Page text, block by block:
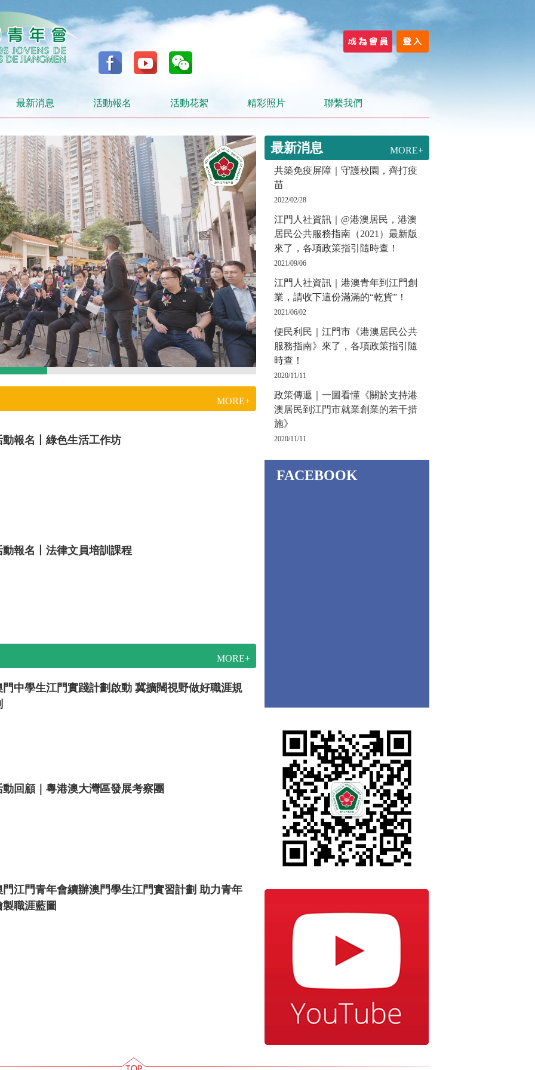
最新消息 活動報名 活動花絮 精彩照片 聯繫我們
MORE+
動報名丨綠色生活工作坊
動報名丨法律文員培訓課程
MORE+
門中學生江門實踐計劃啟動 冀擴闊視野做好職涯規
動回顧｜粵港澳大灣區發展考察團
門江門青年會續辦澳門學生江門實習計劃 助力青年
製職涯藍圖
最新消息 MORE+
共築免疫屏障｜守護校園，齊打疫
苗
2022/02/28
江門人社資訊｜@港澳居民，港澳
居民公共服務指南（2021）最新版
來了，各項政策指引隨時查！
2021/09/06
江門人社資訊｜港澳青年到江門創
業，請收下這份滿滿的“乾貨”！
2021/06/02
便民利民｜江門市《港澳居民公共
服務指南》來了，各項政策指引隨
時查！
2020/11/11
政策傳遞｜一圖看懂《關於支持港
澳居民到江門市就業創業的若干措
施》
2020/11/11
FACEBOOK